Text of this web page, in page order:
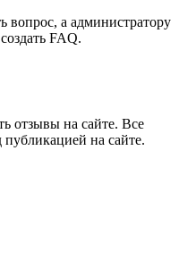
вопрос, а администратору
FAQ.
отзывы на сайте. Все
на сайте.